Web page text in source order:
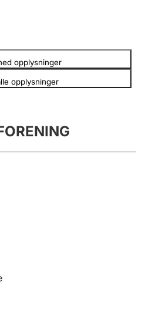
opplysninger
opplysninger